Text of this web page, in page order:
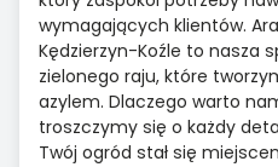
wymagających klientów.
Kędzierzyn-Koźle to nasza
zielonego raju, które
azylem. Dlaczego warto
troszczymy się o każdy
Twój ogród stał się